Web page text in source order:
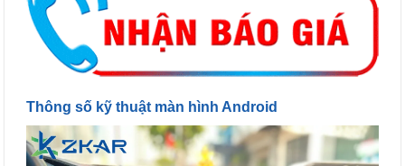
Thông số kỹ thuật màn hình Android